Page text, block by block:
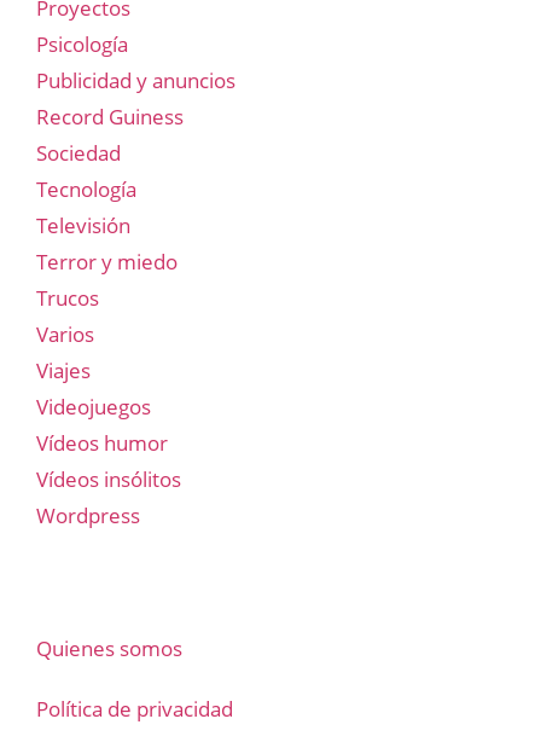
Proyectos
Psicología
Publicidad y anuncios
Record Guiness
Sociedad
Tecnología
Televisión
Terror y miedo
Trucos
Varios
Viajes
Videojuegos
Vídeos humor
Vídeos insólitos
Wordpress
Quienes somos
Política de privacidad